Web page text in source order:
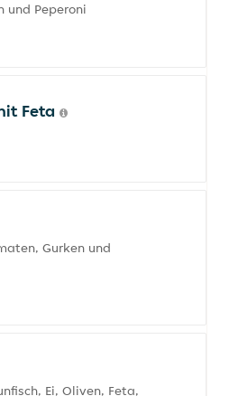
und Peperoni
Feta
Gurken und
Ei, Oliven, Feta,